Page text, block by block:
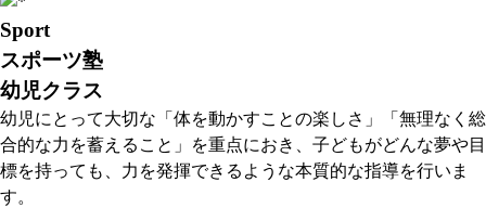
Sport
スポーツ塾
幼児クラス
幼児にとって大切な「体を動かすことの楽しさ」「無理なく総
合的な力を蓄えること」を重点におき、子どもがどんな夢や目
標を持っても、力を発揮できるような本質的な指導を行いま
す。